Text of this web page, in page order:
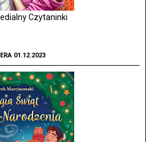
Czytaninki
01.12.2023